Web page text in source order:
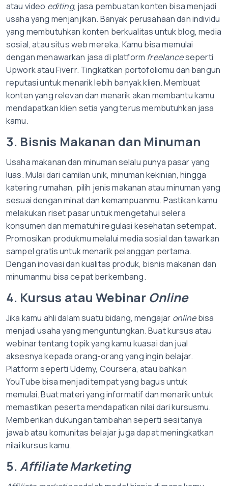
atau video editing, jasa pembuatan konten bisa menjadi
usaha yang menjanjikan. Banyak perusahaan dan individu
yang membutuhkan konten berkualitas untuk blog, media
sosial, atau situs web mereka. Kamu bisa memulai
dengan menawarkan jasa di platform freelanceseperti
Upwork atau Fiverr. Tingkatkan portofoliomu dan bangun
reputasi untuk menarik lebih banyak klien. Membuat
konten yang relevan dan menarik akan membantu kamu
mendapatkan klien setia yang terus membutuhkan jasa
kamu.
3. Bisnis Makanan dan Minuman
Usaha makanan dan minuman selalu punya pasar yang
luas. Mulai dari camilan unik, minuman kekinian, hingga
katering rumahan, pilih jenis makanan atau minuman yang
sesuai dengan minat dan kemampuanmu. Pastikan kamu
melakukan riset pasar untuk mengetahui selera
konsumen dan mematuhi regulasi kesehatan setempat.
Promosikan produkmu melalui media sosial dan tawarkan
sampel gratis untuk menarik pelanggan pertama.
Dengan inovasi dan kualitas produk, bisnis makanan dan
minumanmu bisa cepat berkembang.
4. Kursus atau Webinar Online
Jika kamu ahli dalam suatu bidang, mengajar onlinebisa
menjadi usaha yang menguntungkan. Buat kursus atau
webinar tentang topik yang kamu kuasai dan jual
aksesnya kepada orang-orang yang ingin belajar.
Platform seperti Udemy, Coursera, atau bahkan
YouTube bisa menjadi tempat yang bagus untuk
memulai. Buat materi yang informatif dan menarik untuk
memastikan peserta mendapatkan nilai dari kursusmu.
Memberikan dukungan tambahan seperti sesi tanya
jawab atau komunitas belajar juga dapat meningkatkan
nilai kursus kamu.
5.Affiliate Marketing